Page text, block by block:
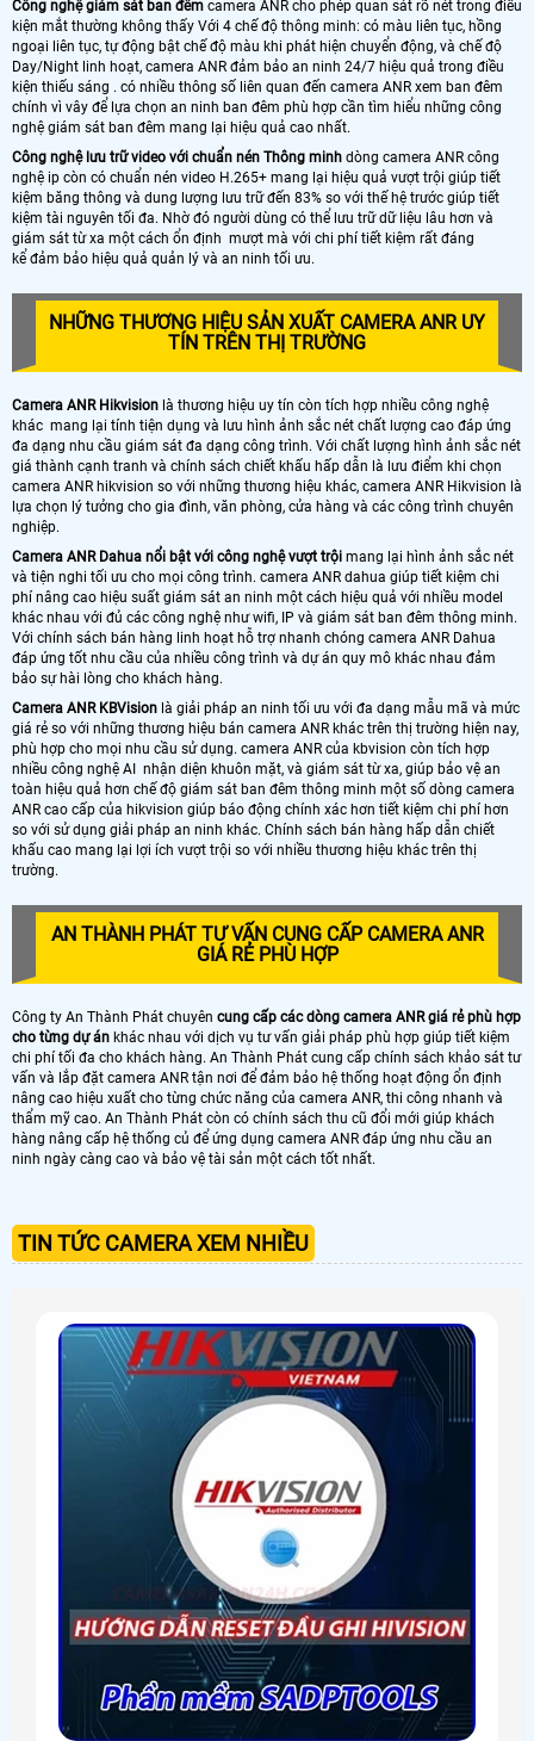
Công nghệ giám sát ban đêm camera ANR cho phép quan sát rõ nét trong điều
kiện mắt thường không thấy Với 4 chế độ thông minh: có màu liên tục, hồng
ngoại liên tục, tự động bật chế độ màu khi phát hiện chuyển động, và chế độ
Day/Night linh hoạt, camera ANR đảm bảo an ninh 24/7 hiệu quả trong điều
kiện thiếu sáng . có nhiều thông số liên quan đến camera ANR xem ban đêm
chính vì vây để lựa chọn an ninh ban đêm phù hợp cần tìm hiểu những công
nghệ giám sát ban đêm mang lại hiệu quả cao nhất.
Công nghệ lưu trữ video với chuẩn nén Thông minh dòng camera ANR công
nghệ ip còn có chuẩn nén video H.265+ mang lại hiệu quả vượt trội giúp tiết
kiệm băng thông và dung lượng lưu trữ đến 83% so với thế hệ trước giúp tiết
kiệm tài nguyên tối đa. Nhờ đó người dùng có thể lưu trữ dữ liệu lâu hơn và
giám sát từ xa một cách ổn định mượt mà với chi phí tiết kiệm rất đáng
kể đảm bảo hiệu quả quản lý và an ninh tối ưu.
NHỮNG THƯƠNG HIỆU SẢN XUẤT CAMERA ANR UY
TÍN TRÊN THỊ TRƯỜNG
Camera ANR Hikvision là thương hiệu uy tín còn tích hợp nhiều công nghệ
khác mang lại tính tiện dụng và lưu hình ảnh sắc nét chất lượng cao đáp ứng
đa dạng nhu cầu giám sát đa dạng công trình. Với chất lượng hình ảnh sắc nét
giá thành cạnh tranh và chính sách chiết khấu hấp dẫn là lưu điểm khi chọn
camera ANR hikvision so với những thương hiệu khác, camera ANR Hikvision là
lựa chọn lý tưởng cho gia đình, văn phòng, cửa hàng và các công trình chuyên
nghiệp.
Camera ANR Dahua nổi bật với công nghệ vượt trội mang lại hình ảnh sắc nét
và tiện nghi tối ưu cho mọi công trình. camera ANR dahua giúp tiết kiệm chi
phí nâng cao hiệu suất giám sát an ninh một cách hiệu quả với nhiều model
khác nhau với đủ các công nghệ như wifi, IP và giám sát ban đêm thông minh.
Với chính sách bán hàng linh hoạt hỗ trợ nhanh chóng camera ANR Dahua
đáp ứng tốt nhu cầu của nhiều công trình và dự án quy mô khác nhau đảm
bảo sự hài lòng cho khách hàng.
Camera ANR KBVision là giải pháp an ninh tối ưu với đa dạng mẫu mã và mức
giá rẻ so với những thương hiệu bán camera ANR khác trên thị trường hiện nay,
phù hợp cho mọi nhu cầu sử dụng. camera ANR của kbvision còn tích hợp
nhiều công nghệ AI nhận diện khuôn mặt, và giám sát từ xa, giúp bảo vệ an
toàn hiệu quả hơn chế độ giám sát ban đêm thông minh một số dòng camera
ANR cao cấp của hikvision giúp báo động chính xác hơn tiết kiệm chi phí hơn
so với sử dụng giải pháp an ninh khác. Chính sách bán hàng hấp dẫn chiết
khấu cao mang lại lợi ích vượt trội so với nhiều thương hiệu khác trên thị
trường.
AN THÀNH PHÁT TƯ VẤN CUNG CẤP CAMERA ANR
GIÁ RẺ PHÙ HỢP
Công ty An Thành Phát chuyên cung cấp các dòng camera ANR giá rẻ phù hợp
cho từng dự án khác nhau với dịch vụ tư vấn giải pháp phù hợp giúp tiết kiệm
chi phí tối đa cho khách hàng. An Thành Phát cung cấp chính sách khảo sát tư
vấn và lắp đặt camera ANR tận nơi để đảm bảo hệ thống hoạt động ổn định
nâng cao hiệu xuất cho từng chức năng của camera ANR, thi công nhanh và
thẩm mỹ cao. An Thành Phát còn có chính sách thu cũ đổi mới giúp khách
hàng nâng cấp hệ thống củ để ứng dụng camera ANR đáp ứng nhu cầu an
ninh ngày càng cao và bảo vệ tài sản một cách tốt nhất.
TIN TỨC CAMERA XEM NHIỀU